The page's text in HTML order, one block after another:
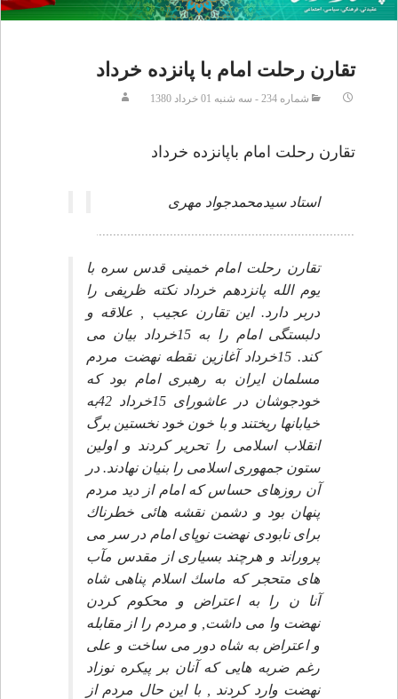
تقارن رحلت امام با پانزده خرداد
شماره 234 - سه شنبه 01 خرداد 1380
تقارن رحلت امام باپانزده خرداد
استاد سيدمحمدجواد مهرى
تقارن رحلت امام خمينى قدس سره با
يوم الله پانزدهم خرداد نكته ظريفى را
دربر دارد. اين تقارن عجيب , علاقه و
دلبستگى امام را به 15خرداد بيان مى
كند. 15خرداد آغازين نقطه نهضت مردم
مسلمان ايران به رهبرى امام بود كه
خودجوشان در عاشوراى 15خرداد 42به
خيابانها ريختند و با خون خود نخستين برگ
انقلاب اسلامى را تحرير كردند و اولين
ستون جمهورى اسلامى را بنيان نهادند. در
آن روزهاى حساس كه امام از ديد مردم
پنهان بود و دشمن نقشه هائى خطرناك
براى نابودى نهضت نوپاى امام در سر مى
پروراند و هرچند بسيارى از مقدس مآب
هاى متحجر كه ماسك اسلام پناهى شاه
آنا ن را به اعتراض و محكوم كردن
نهضت وا مى داشت, و مردم را از مقابله
و اعتراض به شاه دور مى ساخت و على
رغم ضربه هايى كه آنان بر پيكره نوزاد
نهضت وارد كردند , با اين حال مردم از